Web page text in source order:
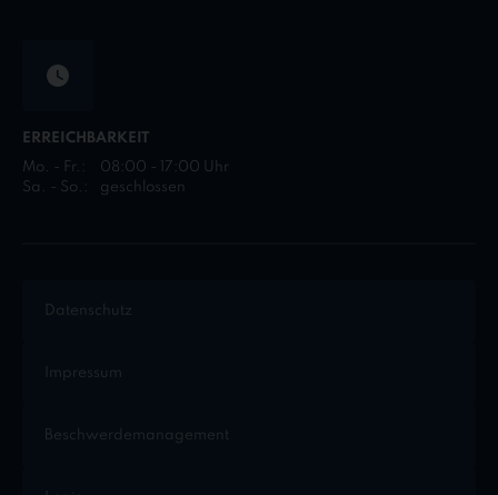
ERREICHBARKEIT
Mo. - Fr.:
08:00 - 17:00 Uhr
Sa. - So.:
geschlossen
Datenschutz
Impressum
Beschwerdemanagement